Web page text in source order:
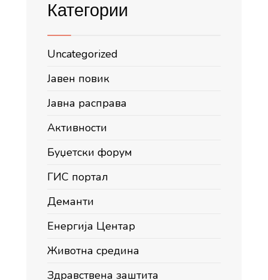
Категории
Uncategorized
Јавен повик
Јавна расправа
Активности
Буџетски форум
ГИС портал
Деманти
Енергија Центар
Животна средина
Здравствена заштита